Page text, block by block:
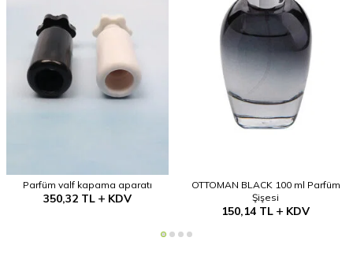
Parfüm valf kapama aparatı
350,32TL KDV
OTTOMAN BLACK 100 ml Parfüm
Şişesi
150,14 TL KDV